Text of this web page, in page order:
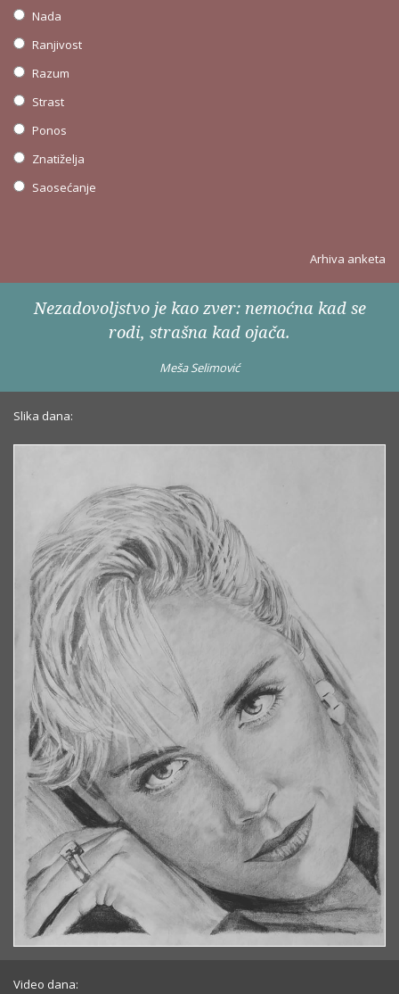
Nada
Ranjivost
Razum
Strast
Ponos
Znatiželja
Saosećanje
Arhiva anketa
Nezadovoljstvo je kao zver: nemoćna kad se
rodi, strašna kad ojača.
Meša Selimović
Slika dana:
Video dana: